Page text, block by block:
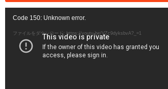
Code 150: Unknown error.
ファイルをダウンロード: https://youtu.be/VZc9dyksbvA?_=1